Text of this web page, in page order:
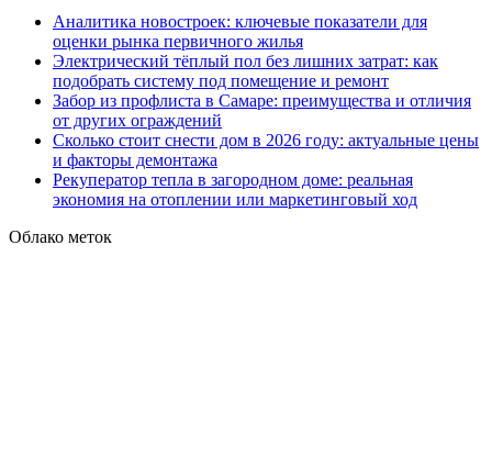
Аналитика новостроек: ключевые показатели для
оценки рынка первичного жилья
Электрический тёплый пол без лишних затрат: как
подобрать систему под помещение и ремонт
Забор из профлиста в Самаре: преимущества и отличия
от других ограждений
Сколько стоит снести дом в 2026 году: актуальные цены
и факторы демонтажа
Рекуператор тепла в загородном доме: реальная
экономия на отоплении или маркетинговый ход
Облако меток